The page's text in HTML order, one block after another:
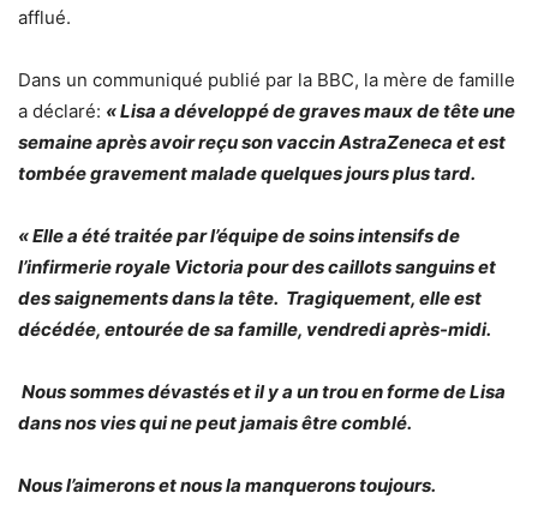
afflué.
Dans un communiqué publié par la BBC, la mère de famille
a déclaré: « Lisa a développé de graves maux de tête une
semaine après avoir reçu son vaccin AstraZeneca et est
tombée gravement malade quelques jours plus tard.
« Elle a été traitée par l’équipe de soins intensifs de
l’infirmerie royale Victoria pour des caillots sanguins et
des saignements dans la tête. Tragiquement, elle est
décédée, entourée de sa famille, vendredi après-midi.
Nous sommes dévastés et il y a un trou en forme de Lisa
dans nos vies qui ne peut jamais être comblé.
Nous l’aimerons et nous la manquerons toujours.